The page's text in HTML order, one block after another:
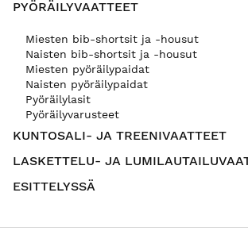
PYÖRÄILYVAATTEET
Miesten bib-shortsit ja -housut
Naisten bib-shortsit ja -housut
Miesten pyöräilypaidat
Naisten pyöräilypaidat
Pyöräilylasit
Pyöräilyvarusteet
KUNTOSALI- JA TREENIVAATTEET
LASKETTELU- JA
ESITTELYSSÄ